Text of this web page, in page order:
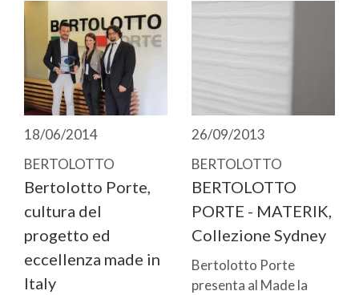
18/06/2014
BERTOLOTTO
Bertolotto Porte,
cultura del
progetto ed
eccellenza made in
Italy
26/09/2013
BERTOLOTTO
BERTOLOTTO
PORTE - MATERIK,
Collezione Sydney
Bertolotto Porte
presenta al Made la